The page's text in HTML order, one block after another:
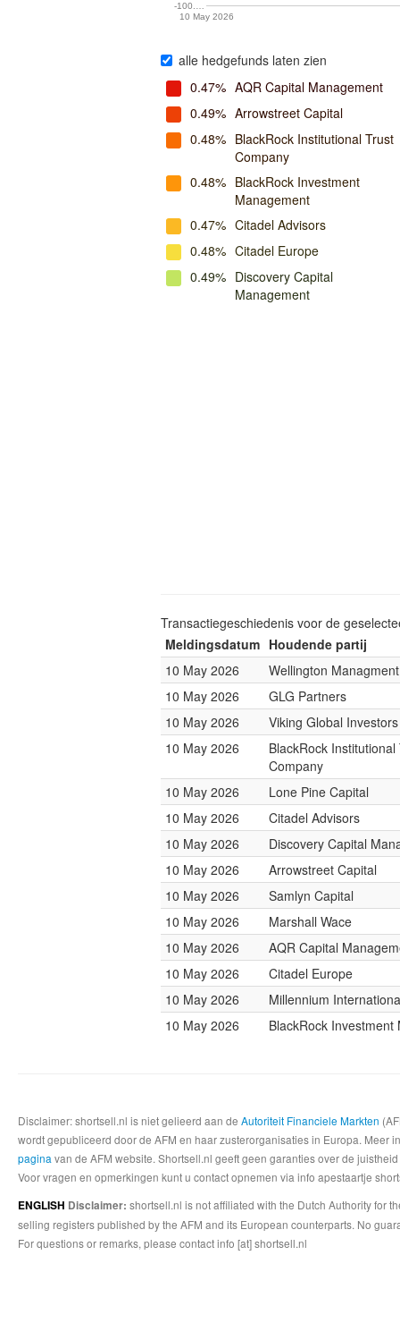
10 May 2026
-100.…
alle hedgefunds laten zien
0.47% AQR Capital Management
0.49% Arrowstreet Capital
0.48% BlackRock Institutional Trust
Company
0.48% BlackRock Investment
Management
0.47% Citadel Advisors
0.48% Citadel Europe
0.49% Discovery Capital
Management
Transactiegeschiedenis voor de
Meldingsdatum Houdende partij
10 May 2026
Wellington
10 May 2026
GLG Partners
10 May 2026
Viking Global Investors
10 May 2026
BlackRock Institutional
Company
10 May 2026
Lone Pine Capital
10 May 2026
Citadel Advisors
10 May 2026
Discovery Capital
10 May 2026
Arrowstreet Capital
10 May 2026
Samlyn Capital
10 May 2026
Marshall Wace
10 May 2026
AQR Capital
10 May 2026
Citadel Europe
10 May 2026
Millennium
10 May 2026
BlackRock Investment
Disclaimer: shortsell.nl is niet gelieerd aan de Autoriteit Financiele Markten
wordt gepubliceerd door de AFM en haar zusterorganisaties in Europa.
pagina van de AFM website. Shortsell.nl geeft geen garanties over de
Voor vragen en opmerkingen kunt u contact opnemen via info apestaartje
ENGLISH Disclaimer: shortsell.nl is not affiliated with the Dutch Authority for
selling registers published by the AFM and its European counterparts. No
For questions or remarks, please contact info [at] shortsell.nl